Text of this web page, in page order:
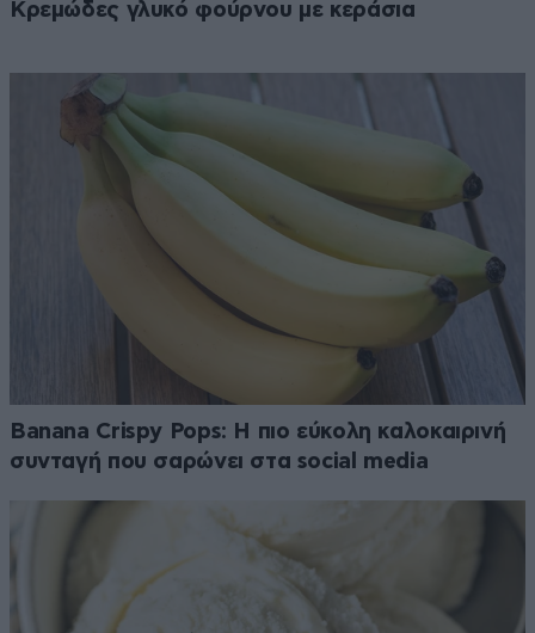
Κρεμώδες γλυκό φούρνου με κεράσια
Banana Crispy Pops: Η πιο εύκολη καλοκαιρινή
συνταγή που σαρώνει στα social media